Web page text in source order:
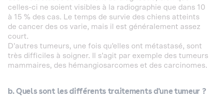
celles-ci ne soient visibles à la radiographie que dans 10
à 15 % des cas. Le temps de survie des chiens atteints
de cancer des os varie, mais il est généralement assez
court.
D'autres tumeurs, une fois qu'elles ont métastasé, sont
très difficiles à soigner. Il s'agit par exemple des tumeurs
mammaires, des hémangiosarcomes et des carcinomes.
b. Quels sont les différents traitements d'une tumeur ?